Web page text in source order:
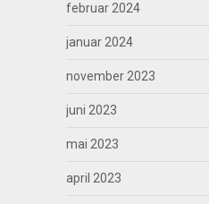
februar 2024
januar 2024
november 2023
juni 2023
mai 2023
april 2023